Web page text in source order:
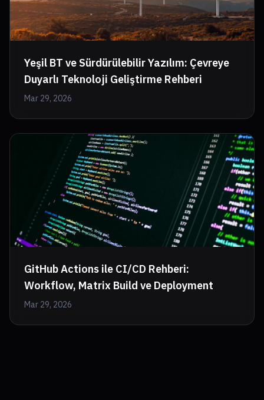
Yeşil BT ve Sürdürülebilir Yazılım: Çevreye
Duyarlı Teknoloji Geliştirme Rehberi
Mar 29, 2026
GitHub Actions ile CI/CD Rehberi:
Workflow, Matrix Build ve Deployment
Mar 29, 2026